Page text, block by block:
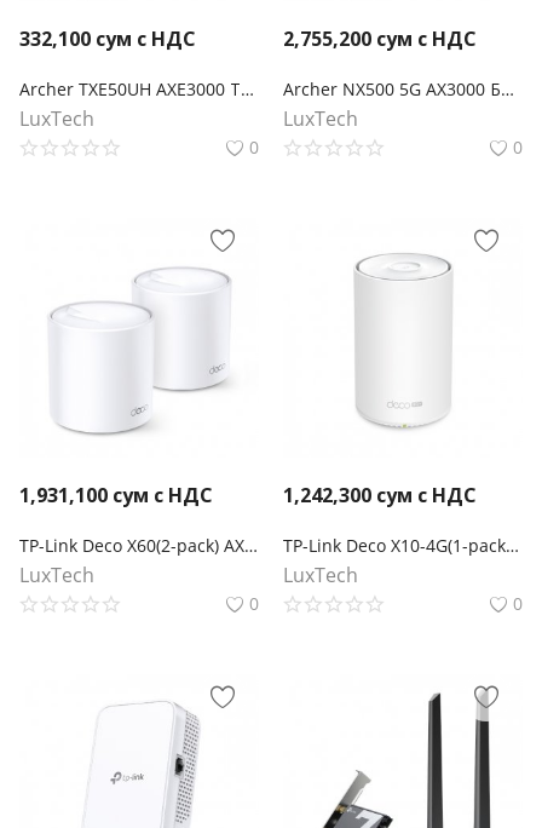
332,100 сум с НДС
Archer TXE50UH AXE3000 Трехдиапазонный беспроводной USB-адаптер высокого усиления Wi-Fi 6E
LuxTech
0
2,755,200 сум с НДС
Archer NX500 5G AX3000 Беспроводной двухдиапазонный гигабитный маршрутизатор
LuxTech
0
1,931,100 сум с НДС
TP-Link Deco X60(2-pack) AX5400 Mesh-система Wi-Fi 6
LuxTech
0
1,242,300 сум с НДС
TP-Link Deco X10-4G(1-pack) AX1500 Маршрутизатор Mesh-системы Wi-Fi 6 с 4G+ модемом
LuxTech
0